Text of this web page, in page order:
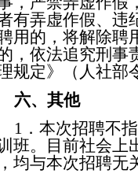
有弄虚作假、违
用的，将解除聘
，依法追究刑事
规定》（人社部
六、其他
1 ．本次招聘不
班。目前社会上
均与本次招聘无